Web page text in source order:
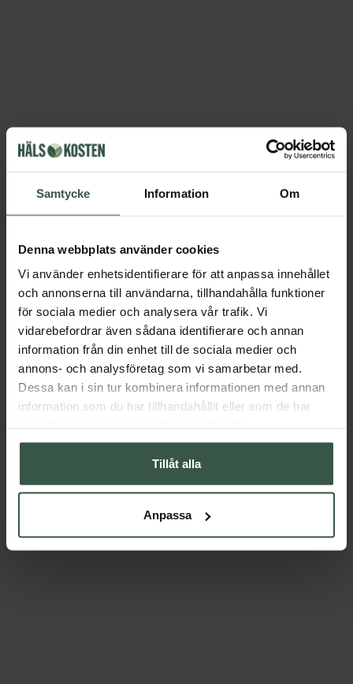
Samtycke Information Om
Denna webbplats använder cookies
Vi använder enhetsidentifierare för att anpassa innehållet
och annonserna till användarna, tillhandahålla funktioner
för sociala medier och analysera vår trafik. Vi
vidarebefordrar även sådana identifierare och annan
information från din enhet till de sociala medier och
annons- och analysföretag som vi samarbetar med.
Dessa kan i sin tur kombinera informationen med annan
information som du har tillhandahållit eller som de har
Tillåt alla
Anpassa